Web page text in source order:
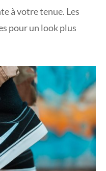
à votre tenue. Les
pour un look plus